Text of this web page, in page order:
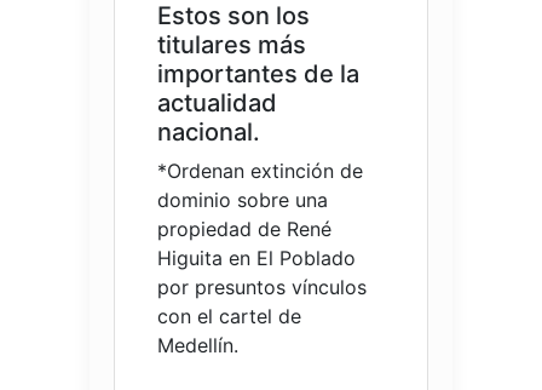
Estos son los
titulares más
importantes de la
actualidad
nacional.
*Ordenan extinción de
dominio sobre una
propiedad de René
Higuita en El Poblado
por presuntos vínculos
con el cartel de
Medellín.